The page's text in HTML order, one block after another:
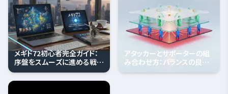
メギド72初心者完全ガイド：
序盤をスムーズに進める戦略
的進め方 - megido72-
portal.com
アタッカーとサポーターの組
み合わせ方：バランスの良い